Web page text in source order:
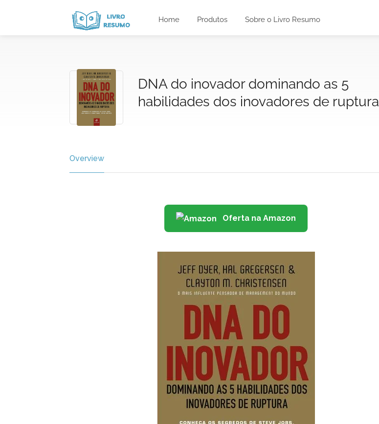
Home Produtos Sobre o Livro Resumo
DNA do inovador dominando as 5
habilidades dos inovadores de ruptura
Overview
Oferta na Amazon